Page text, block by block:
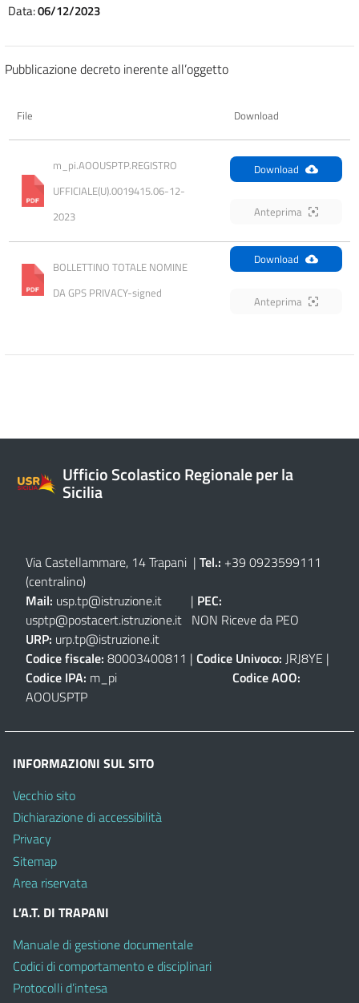
Data:06/12/2023
Pubblicazione decreto inerente all’oggetto
File Download
m_pi.AOOUSPTP.REGISTRO
UFFICIALE(U).0019415.06-12-
2023
Download
Anteprima
BOLLETTINO TOTALE NOMINE
DA GPS PRIVACY-signed
Download
Anteprima
Ufficio Scolastico Regionale per la
Sicilia
Via Castellammare, 14 Trapani | Tel.: +39 0923599111
(centralino)
Mail: usp.tp@istruzione.it | PEC:
usptp@postacert.istruzione.it NON Riceve da PEO
URP: urp.tp@istruzione.it
Codice fiscale: 80003400811 | Codice Univoco: JRJ8YE |
Codice IPA: m_pi Codice AOO:
AOOUSPTP
INFORMAZIONI SUL SITO
Vecchio sito
Dichiarazione di accessibilità
Privacy
Sitemap
Area riservata
L’A.T. DI TRAPANI
Manuale di gestione documentale
Codici di comportamento e disciplinari
Protocolli d’intesa